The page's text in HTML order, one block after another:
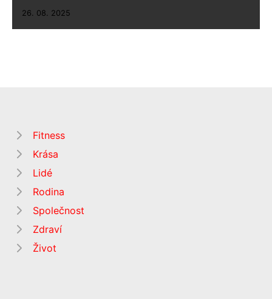
26. 08. 2025
Fitness
Krása
Lidé
Rodina
Společnost
Zdraví
Život